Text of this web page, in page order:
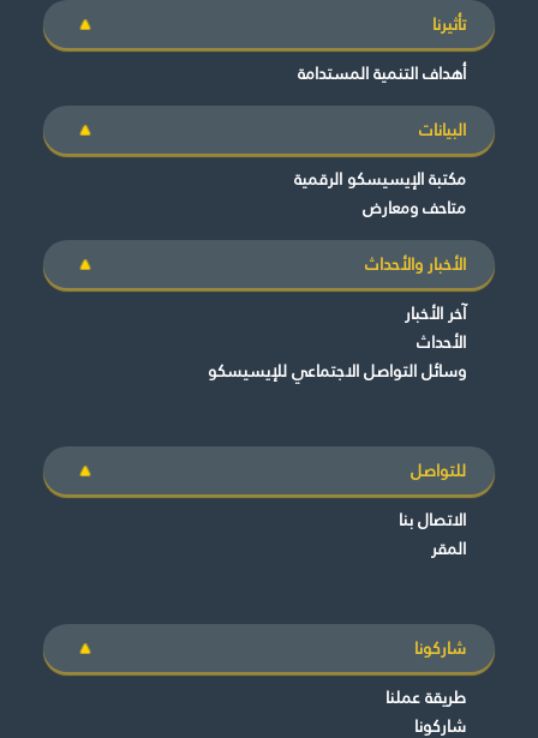
تأثيرنا
أهداف التنمية المستدامة
البيانات
مكتبة الإيسيسكو الرقمية
متاحف ومعارض
الأخبار والأحداث
آخر الأخبار
الأحداث
وسائل التواصل الاجتماعي للإيسيسكو
للتواصل
الاتصال بنا
المقر
شاركونا
طريقة عملنا
شاركونا